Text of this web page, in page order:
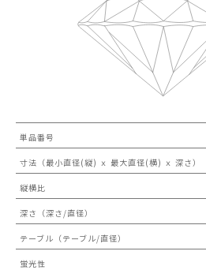
単品番号
寸法（最小直径(縦) ｘ 最大直径(横) ｘ 深さ）
縦横比
深さ（深さ/直径）
テーブル（テーブル/直径）
蛍光性